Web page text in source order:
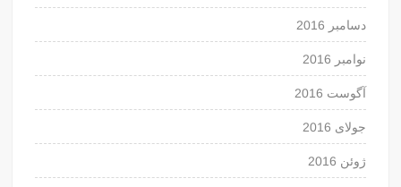
دسامبر 2016
نوامبر 2016
آگوست 2016
جولای 2016
ژوئن 2016